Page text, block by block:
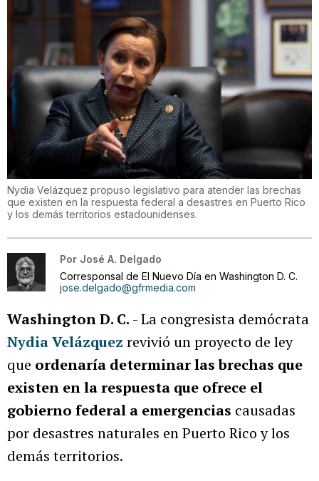
Nydia Velázquez propuso legislativo para atender las brechas
que existen en la respuesta federal a desastres en Puerto Rico
y los demás territorios estadounidenses.
Por José A. Delgado
Corresponsal de El Nuevo Día en Washington D. C.
jose.delgado@gfrmedia.com
Washington D. C. - La congresista demócrata
Nydia Velázquez revivió un proyecto de ley
que ordenaría determinar las brechas que
existen en la respuesta que ofrece el
gobierno federal a emergencias causadas
por desastres naturales en Puerto Rico y los
demás territorios.